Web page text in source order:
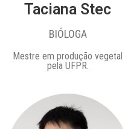
Taciana Stec
BIÓLOGA
Mestre em produção vegetal
pela UFPR.